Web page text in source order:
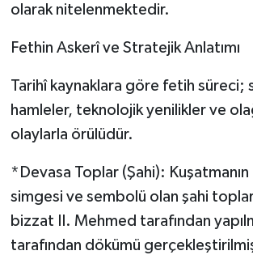
olarak nitelenmektedir.
Fethin Askerî ve Stratejik Anlatımı
Tarihî kaynaklara göre fetih süreci;
hamleler, teknolojik yenilikler ve
olaylarla örülüdür.
*Devasa Toplar (Şahi):
simgesi ve sembolü olan şahi
bizzat II. Mehmed tarafından
tarafından dökümü